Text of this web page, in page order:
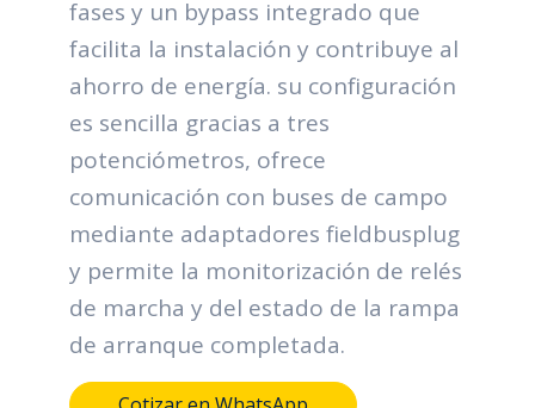
fases y un bypass integrado que
facilita la instalación y contribuye al
ahorro de energía. su configuración
es sencilla gracias a tres
potenciómetros, ofrece
comunicación con buses de campo
mediante adaptadores fieldbusplug
y permite la monitorización de relés
de marcha y del estado de la rampa
de arranque completada.